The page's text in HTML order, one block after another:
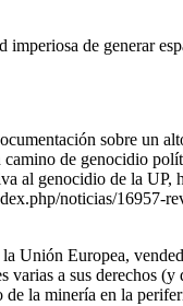
de generar
sobre un
de genocidio
al genocidio de la UP,
noticias/
Unión Europea,
a sus derechos
la minería en la